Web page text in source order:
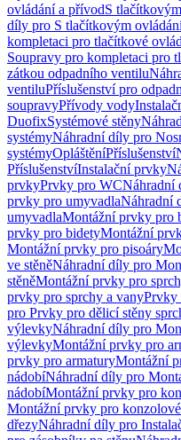
ovládání a přívodS
díly pro S tlačítkovým
kompletaci pro tlačítkové
Soupravy pro kompletaci pro
zátkou odpadního ventilu
ventiluPříslušenství pro
soupravyPřívody vody
DuofixSystémové stěny
systémyNáhradní díly pro
systémyOpláštěníPříslušenství
PříslušenstvíInstalační prvky
prvkyPrvky pro WCNáhradní
prvky pro umyvadlaNáhradní
umyvadlaMontážní prvky pro
prvky pro bidetyMontážní
Montážní prvky pro pisoáry
ve stěněNáhradní díly pro
stěněMontážní prvky pro
prvky pro sprchy a vanyPrvky
pro Prvky pro dělicí stěny
výlevkyNáhradní díly pro
výlevkyMontážní prvky pro
prvky pro armaturyMontážní
nádobíNáhradní díly pro
nádobíMontážní prvky pro
Montážní prvky pro
dřezyNáhradní díly pro